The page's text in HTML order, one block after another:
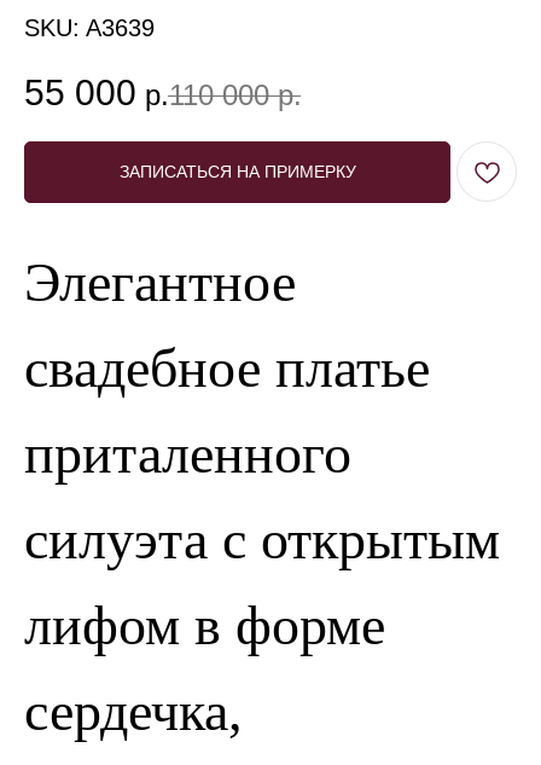
SKU: A3639
55 000 р.110 000 р.
ЗАПИСАТЬСЯ НА ПРИМЕРКУ
Элегантное
свадебное платье
приталенного
силуэта с открытым
лифом в форме
сердечка,